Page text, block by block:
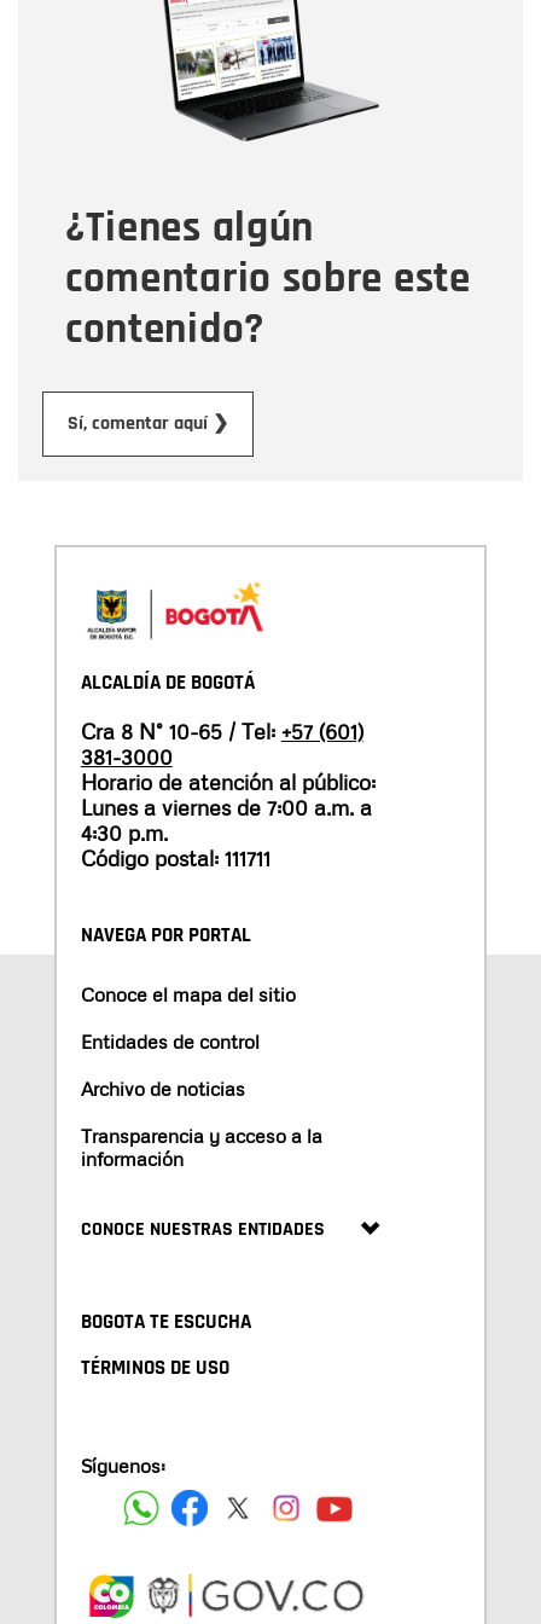
¿Tienes algún
comentario sobre este
contenido?
Sí, comentar aquí ❯
Correo electrónico
Tipo de comentario
Mensaje
ALCALDÍA DE BOGOTÁ
Cra 8 N° 10-65 / Tel: +57 (601)
381-3000
Horario de atención al público:
Lunes a viernes de 7:00 a.m. a
4:30 p.m.
Código postal: 111711
NAVEGA POR PORTAL
Conoce el mapa del sitio
Entidades de control
Archivo de noticias
Transparencia y acceso a la
información
CONOCE NUESTRAS ENTIDADES
BOGOTA TE ESCUCHA
TÉRMINOS DE USO
Síguenos: